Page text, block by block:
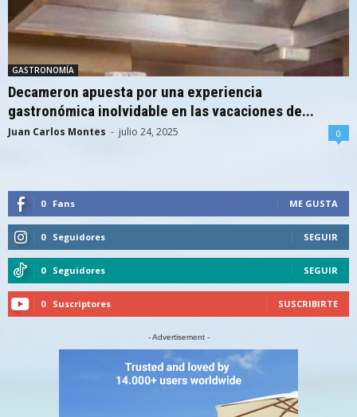
GASTRONOMÍA
Decameron apuesta por una experiencia
gastronómica inolvidable en las vacaciones de...
Juan Carlos Montes - julio 24, 2025 0
0 Fans ME GUSTA
0 Seguidores SEGUIR
0 Seguidores SEGUIR
0 Suscriptores SUSCRIBIRTE
- Advertisement -